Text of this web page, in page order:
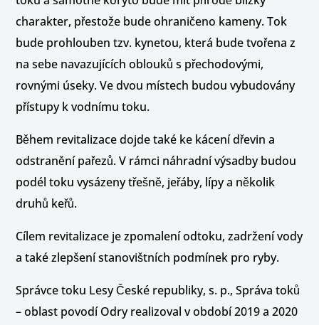
charakter, přestože bude ohraničeno kameny. Tok
bude prohlouben tzv. kynetou, která bude tvořena z
na sebe navazujících oblouků s přechodovými,
rovnými úseky. Ve dvou místech budou vybudovány
přístupy k vodnímu toku.
Během revitalizace dojde také ke kácení dřevin a
odstranění pařezů. V rámci náhradní výsadby budou
podél toku vysázeny třešně, jeřáby, lípy a několik
druhů keřů.
Cílem revitalizace je zpomalení odtoku, zadržení vody
a také zlepšení stanovištních podmínek pro ryby.
Správce toku Lesy České republiky, s. p., Správa toků
– oblast povodí Odry realizoval v období 2019 a 2020